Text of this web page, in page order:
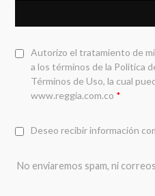
Autorizo el tratamiento de
a los términos de la Política
Términos de Uso, la cual
www.reggia.com.co *
Deseo recibir información
No enviaremos spam, ni